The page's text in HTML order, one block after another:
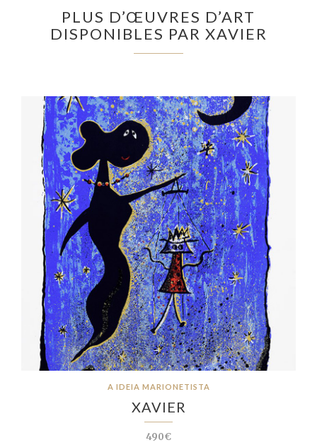
PLUS D’ŒUVRES D’ART
DISPONIBLES PAR XAVIER
A IDEIA MARIONETISTA
XAVIER
490€